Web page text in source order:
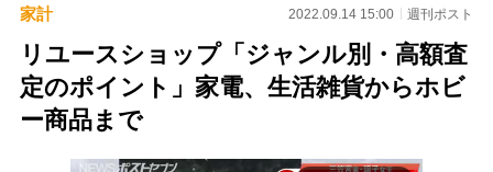
家計 2022.09.14 15:00 週刊ポスト
リユースショップ「ジャンル別・高額査
定のポイント」家電、生活雑貨からホビ
ー商品まで